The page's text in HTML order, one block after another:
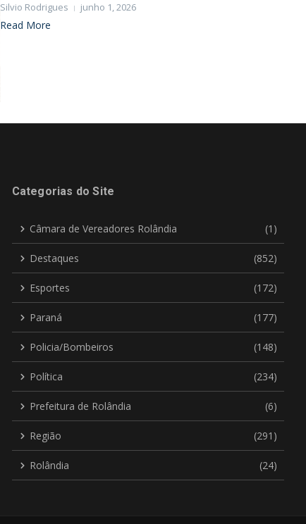
Silvio Rodrigues junho 1, 2026
Read More
Categorias do Site
Câmara de Vereadores Rolândia (1)
Destaques (852)
Esportes (172)
Paraná (177)
Policia/Bombeiros (148)
Política (234)
Prefeitura de Rolândia (6)
Região (291)
Rolândia (24)